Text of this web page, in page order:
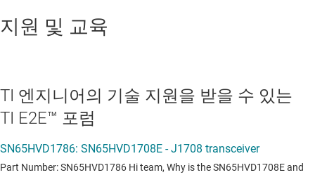
지원 및 교육
TI 엔지니어의 기술 지원을 받을 수 있는
TI E2E™ 포럼